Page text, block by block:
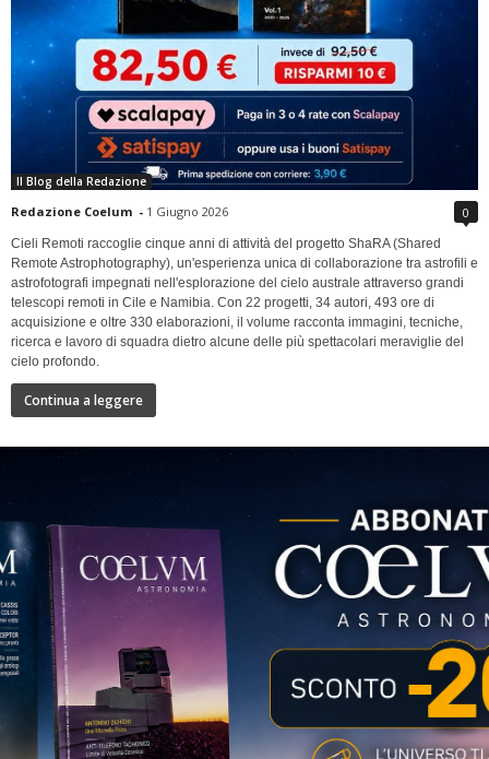
Il Blog della Redazione
Redazione Coelum - 1 Giugno 2026 0
Cieli Remoti raccoglie cinque anni di attività del progetto ShaRA (Shared
Remote Astrophotography), un'esperienza unica di collaborazione tra astrofili e
astrofotografi impegnati nell'esplorazione del cielo australe attraverso grandi
telescopi remoti in Cile e Namibia. Con 22 progetti, 34 autori, 493 ore di
acquisizione e oltre 330 elaborazioni, il volume racconta immagini, tecniche,
ricerca e lavoro di squadra dietro alcune delle più spettacolari meraviglie del
cielo profondo.
Continua a leggere